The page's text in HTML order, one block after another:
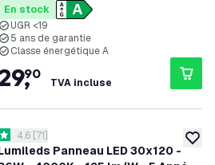
Années Garantie - Classe
A
En stock
UGR <19
5 ans de garantie
Classe énergétique A
,
90
TVA incluse
Panneau LED 30x120 -
ouvrir le tiroir des avis
étoiles de notation
4.6 [71]